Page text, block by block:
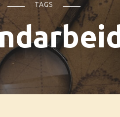
TAGS